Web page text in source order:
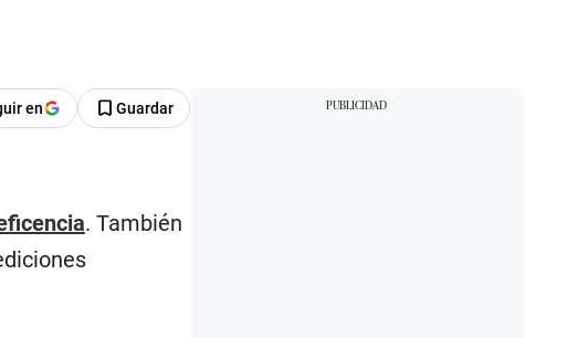
en Guardar
. También